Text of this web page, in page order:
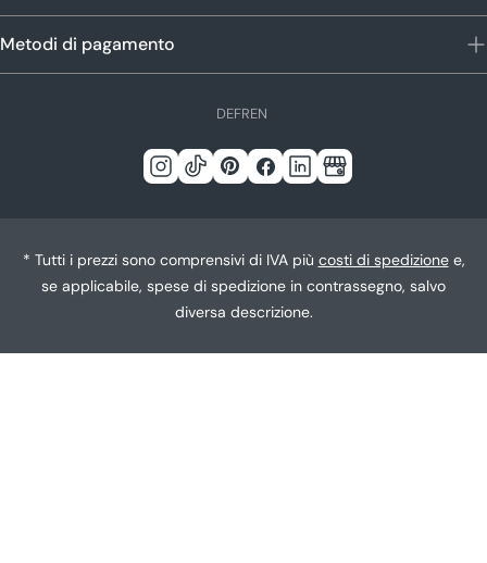
Metodi di pagamento
L
n
DE EN
FR
Instagram
Tic PinterestFacebook
LinkedinGoogle
* Tutti i prezzi sono comprensivi di IVA più costi di spedizionee,
se applicabile, spese di spedizione in contrassegno, salvo
diversa descrizione.